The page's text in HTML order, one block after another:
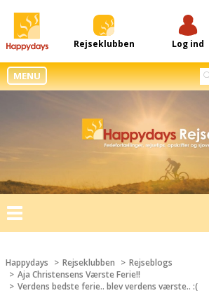
Rejseklubben Log ind
MENU
Toggle
navigation
Happydays Rejseklubben
Rejseblogs
Aja Christensens Værste Ferie!!
Verdens bedste ferie.. blev verdens værste.. :(